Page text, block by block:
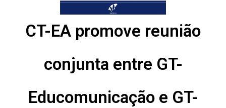
CT-EA promove reunião
conjunta entre GT-
Educomunicação e GT-